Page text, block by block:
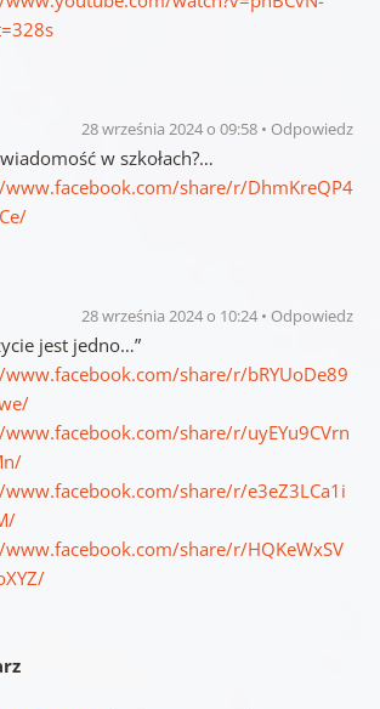
28 września 2024 o 09:58 Odpowiedz
w szkołach?…
share/r/DhmKreQP4
28 września 2024 o 10:24 Odpowiedz
jest jedno…”
share/r/bRYUoDe89
share/r/uyEYu9CVrn
share/r/e3eZ3LCa1i
share/r/HQKeWxSV